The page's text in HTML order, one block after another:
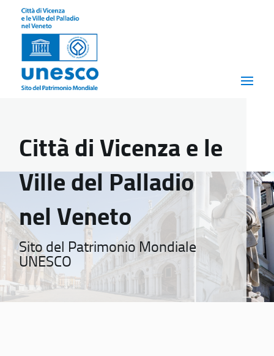
Città di Vicenza e le
Ville del Palladio
nel Veneto
Sito del Patrimonio Mondiale
UNESCO